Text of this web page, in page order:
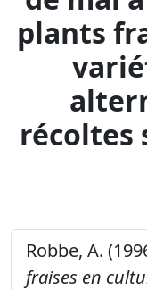
plants
récoltes
Robbe, A.
fraises en